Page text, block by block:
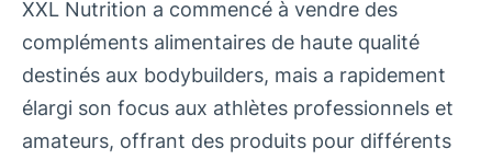
XXL Nutrition a commencé à vendre des
compléments alimentaires de haute qualité
destinés aux bodybuilders, mais a rapidement
élargi son focus aux athlètes professionnels et
amateurs, offrant des produits pour différents